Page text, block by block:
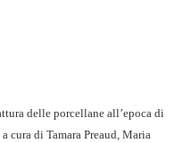
delle porcellane all’epoca di
cura di Tamara Preaud, Maria